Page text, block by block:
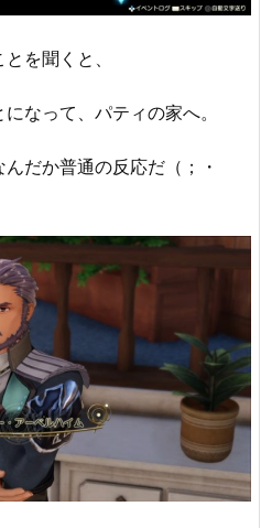
を聞くと、
なって、パティの家へ。
だか普通の反応だ（；・